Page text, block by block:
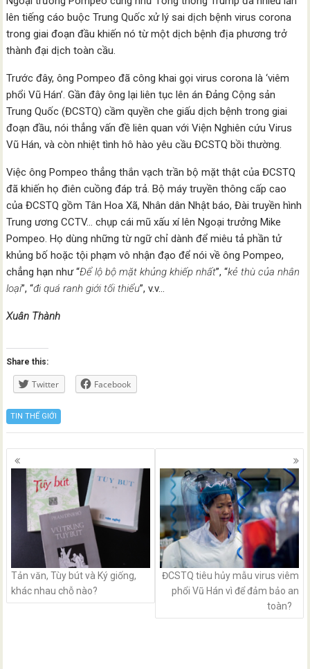
lên tiếng cáo buộc Trung Quốc xử lý sai dịch bệnh virus corona
trong giai đoạn đầu khiến nó từ một dịch bệnh địa phương trở
thành đại dịch toàn cầu.
Trước đây, ông Pompeo đã công khai gọi virus corona là ‘viêm
phổi Vũ Hán’. Gần đây ông lại liên tục lên án Đảng Cộng sản
Trung Quốc (ĐCSTQ) cầm quyền che giấu dịch bệnh trong giai
đoạn đầu, nói thẳng vấn đề liên quan với Viện Nghiên cứu Virus
Vũ Hán, và còn nhiệt tình hô hào yêu cầu ĐCSTQ bồi thường.
Việc ông Pompeo thẳng thắn vạch trần bộ mặt thật của ĐCSTQ
đã khiến họ điên cuồng đáp trả. Bộ máy truyền thông cấp cao
của ĐCSTQ gồm Tân Hoa Xã, Nhân dân Nhật báo, Đài truyền hình
Trung ương CCTV… chụp cái mũ xấu xí lên Ngoại trưởng Mike
Pompeo. Họ dùng những từ ngữ chỉ dành để miêu tả phần tử
khủng bố hoặc tội phạm vô nhận đạo để nói về ông Pompeo,
chẳng hạn như “Để lộ bộ mặt khủng khiếp nhất”, “kẻ thù của nhân
loại”, “đi quá ranh giới tối thiểu”, v.v…
Xuân Thành
Share this:
Twitter Facebook
TIN THẾ GIỚI
Posts
navigation
Tản văn, Tùy bút và Ký giống,
khác nhau chỗ nào?
ĐCSTQ tiêu hủy mẫu virus viêm
phổi Vũ Hán vì để đảm bảo an
toàn?